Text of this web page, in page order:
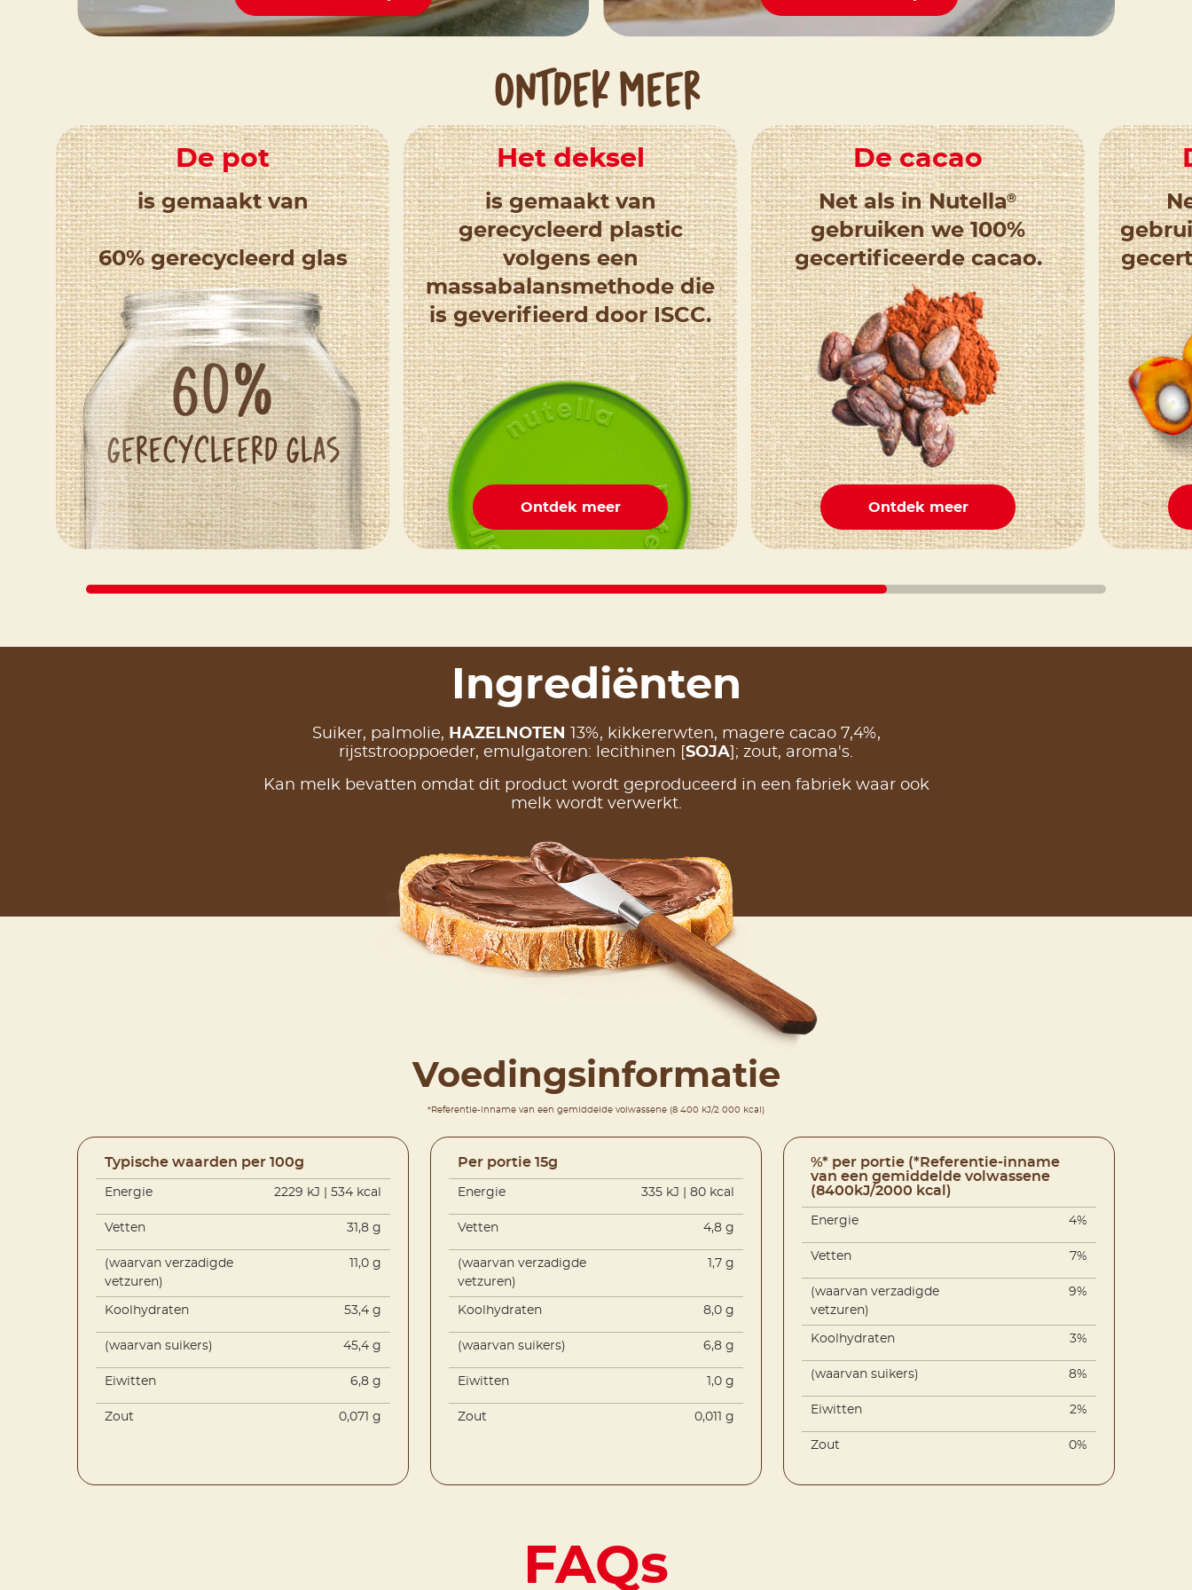
ONTDEK MEER
De pot
is gemaakt van
60% gerecycleerd glas
60%
gerecycleerd glas
Het deksel
is gemaakt van
gerecycleerd plastic
volgens een
massabalansmethode die
is geverifieerd door ISCC.
Ontdek meer
De cacao
Net als in Nutella®
gebruiken we 100%
gecertificeerde cacao.
Ontdek meer
Ingrediënten
Suiker, palmolie, HAZELNOTEN
13%, kikkererwten, magere cacao 7,4%,
rijststrooppoeder, emulgatoren: lecithinen [ SOJA ]; zout, aroma's.
Kan melk bevatten omdat dit product wordt geproduceerd in een fabriek waar ook
melk wordt verwerkt.
Voedingsinformatie
*Referentie-inname van een gemiddelde volwassene (8 400 kJ/2 000 kcal)
Typische waarden per 100g
Energie 2229 kJ | 534 kcal
Vetten 31,8 g
(waarvan verzadigde
vetzuren)
11,0 g
Koolhydraten 53,4 g
(waarvan suikers) 45,4 g
Eiwitten 6,8 g
Zout 0,071 g
Per portie 15g
Energie 335 kJ | 80 kcal
Vetten 4,8 g
(waarvan verzadigde
vetzuren)
1,7 g
Koolhydraten 8,0 g
(waarvan suikers) 6,8 g
Eiwitten 1,0 g
Zout 0,011 g
%* per portie (*Referentie-inname
van een gemiddelde volwassene
(8400kJ/2000 kcal)
Energie 4%
Vetten 7%
(waarvan verzadigde
vetzuren)
9%
Koolhydraten 3%
(waarvan suikers) 8%
Eiwitten 2%
Zout 0%
FAQs